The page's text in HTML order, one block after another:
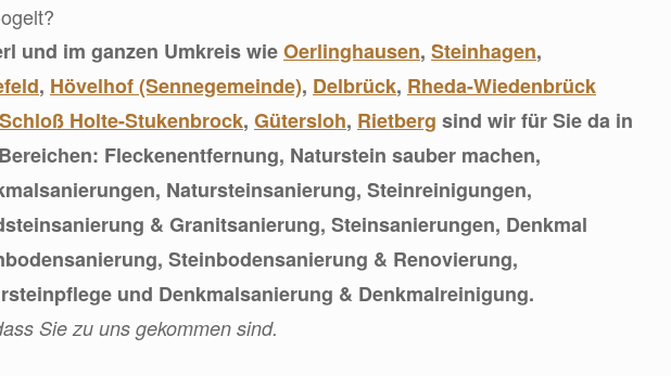
und im ganzen Umkreis wieOerlinghausen, Steinhagen,
, Hövelhof (Sennegemeinde), Delbrück, Rheda-Wiedenbrück
Schloß Holte-Stukenbrock, Gütersloh, Rietberg sind wir für Sie da in
Fleckenentfernung, Naturstein sauber machen,
Natursteinsanierung, Steinreinigungen,
& Granitsanierung, Steinsanierungen, Denkmal
Steinbodensanierung & Renovierung,
und Denkmalsanierung & Denkmalreinigung.
Sie zu uns gekommen sind.